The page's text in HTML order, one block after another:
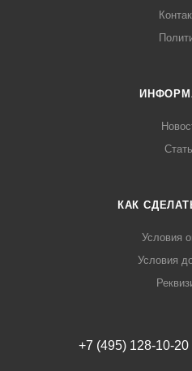
КАК
Условия
Условия
+7 (495) 128-10-20